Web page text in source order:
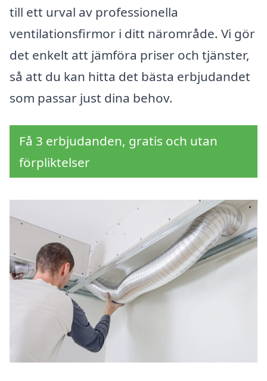
till ett urval av professionella
ventilationsfirmor i ditt närområde. Vi gör
det enkelt att jämföra priser och tjänster,
så att du kan hitta det bästa erbjudandet
som passar just dina behov.
Få 3 erbjudanden, gratis och utan
förpliktelser